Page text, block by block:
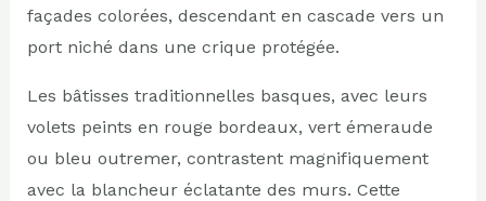
façades colorées, descendant en cascade vers un
port niché dans une crique protégée.
Les bâtisses traditionnelles basques, avec leurs
volets peints en rouge bordeaux, vert émeraude
ou bleu outremer, contrastent magnifiquement
avec la blancheur éclatante des murs. Cette